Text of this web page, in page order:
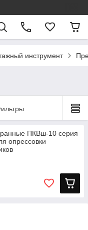
инструмент
ПКВш-10 серия
опрессовки